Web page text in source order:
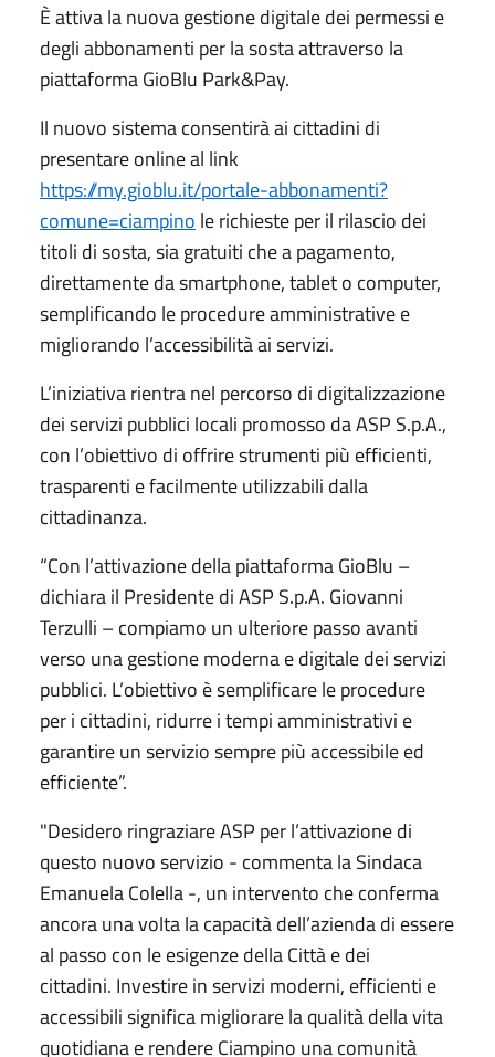
È attiva la nuova gestione digitale dei permessi e
degli abbonamenti per la sosta attraverso la
piattaforma GioBlu Park&Pay.
Il nuovo sistema consentirà ai cittadini di
presentare online al link
https://my.gioblu.it/portale-abbonamenti?
comune=ciampino le richieste per il rilascio dei
titoli di sosta, sia gratuiti che a pagamento,
direttamente da smartphone, tablet o computer,
semplificando le procedure amministrative e
migliorando l’accessibilità ai servizi.
L’iniziativa rientra nel percorso di digitalizzazione
dei servizi pubblici locali promosso da ASP S.p.A.,
con l’obiettivo di offrire strumenti più efficienti,
trasparenti e facilmente utilizzabili dalla
cittadinanza.
“Con l’attivazione della piattaforma GioBlu –
dichiara il Presidente di ASP S.p.A. Giovanni
Terzulli – compiamo un ulteriore passo avanti
verso una gestione moderna e digitale dei servizi
pubblici. L’obiettivo è semplificare le procedure
per i cittadini, ridurre i tempi amministrativi e
garantire un servizio sempre più accessibile ed
efficiente”.
"Desidero ringraziare ASP per l’attivazione di
questo nuovo servizio - commenta la Sindaca
Emanuela Colella -, un intervento che conferma
ancora una volta la capacità dell’azienda di essere
al passo con le esigenze della Città e dei
cittadini. Investire in servizi moderni, efficienti e
accessibili significa migliorare la qualità della vita
quotidiana e rendere Ciampino una comunità